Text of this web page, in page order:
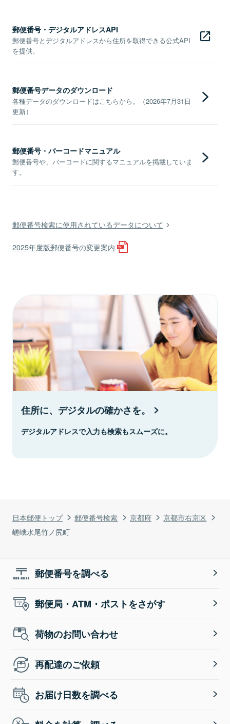
日本郵便トップ 郵便番号検索 京都府
京都市右京区
嵯峨水尾竹ノ尻町
郵便番号・デジタルアドレスAPI
郵便番号とデジタルアドレスから住所を取得できる公式API
を提供。
郵便番号データのダウンロード
各種データのダウンロードはこちらから。（2026年7月31日
更新）
郵便番号・バーコードマニュアル
郵便番号や、バーコードに関するマニュアルを掲載していま
す。
郵便番号検索に使用されているデータについて
2025年度版郵便番号の変更案内
住所に、デジタルの確かさを。
デジタルアドレスで入力も検索もスムーズに。
郵便番号を調べる
郵便局・ATM・ポストをさがす
荷物のお問い合わせ
再配達のご依頼
お届け日数を調べる